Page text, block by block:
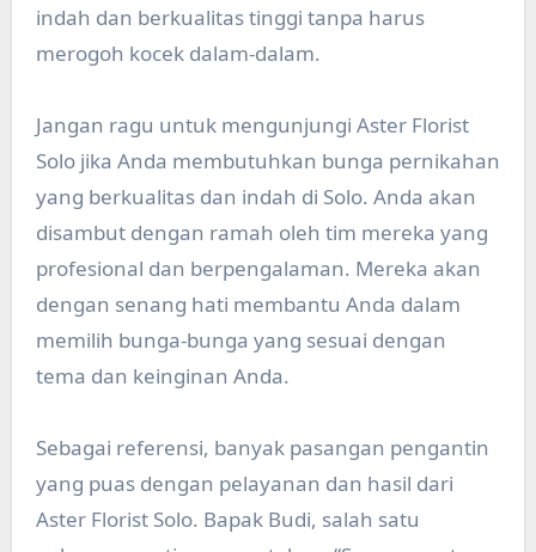
indah dan berkualitas tinggi tanpa harus
merogoh kocek dalam-dalam.
Jangan ragu untuk mengunjungi Aster Florist
Solo jika Anda membutuhkan bunga pernikahan
yang berkualitas dan indah di Solo. Anda akan
disambut dengan ramah oleh tim mereka yang
profesional dan berpengalaman. Mereka akan
dengan senang hati membantu Anda dalam
memilih bunga-bunga yang sesuai dengan
tema dan keinginan Anda.
Sebagai referensi, banyak pasangan pengantin
yang puas dengan pelayanan dan hasil dari
Aster Florist Solo. Bapak Budi, salah satu